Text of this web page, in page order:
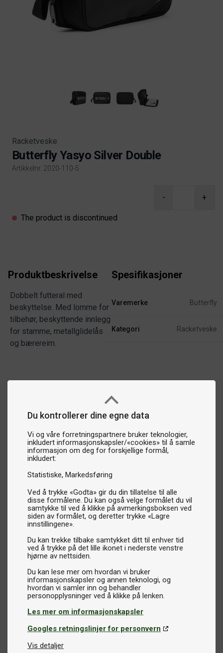
Du kontrollerer dine egne data
Vi og våre forretningspartnere bruker teknologier,
inkludert informasjonskapsler/«cookies» til å samle
informasjon om deg for forskjellige formål,
inkludert:
Statistiske Markedsføring
Ved å trykke «Godta» gir du din tillatelse til alle
disse formålene. Du kan også velge formålet du vil
samtykke til ved å klikke på avmerkingsboksen ved
siden av formålet, og deretter trykke «Lagre
innstillingene».
Du kan trekke tilbake samtykket ditt til enhver tid
ved å trykke på det lille ikonet i nederste venstre
hjørne av nettsiden.
Du kan lese mer om hvordan vi bruker
informasjonskapsler og annen teknologi, og
hvordan vi samler inn og behandler
Les mer om informasjonskapsler
Googles retningslinjer for personvern
Vis detaljer
Racketveske
Butterfly Yasyo Silver Double
Artikkelnr. 2020-110-5
- +
The product is discontinued
Produktbeskrivelse
Dobbelt futteral med
beskyttelse. Med lomme for
tilbehør, beskyttende innlegg
for stamme, metallglidelås
og bærereim.
Spesifikasjoner
Varemerke Butterfly
Kategori Racketveske